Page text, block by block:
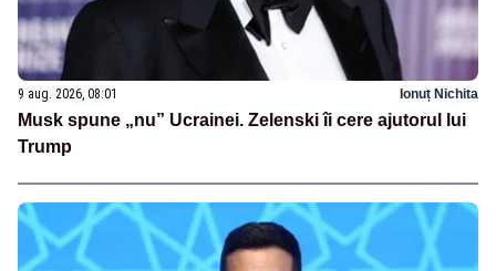
9 aug. 2026, 08:01 Ionuț Nichita
Musk spune „nu” Ucrainei. Zelenski îi cere ajutorul lui
Trump